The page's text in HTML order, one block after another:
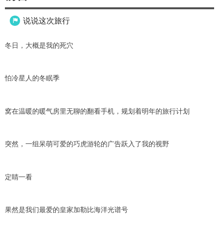
 说说这次旅行
冬日，大概是我的死穴
怕冷星人的冬眠季
窝在温暖的暖气房里无聊的翻看手机，规划着明年的旅行计划
突然，一组呆萌可爱的巧虎游轮的广告跃入了我的视野
定睛一看
果然是我们最爱的皇家加勒比海洋光谱号